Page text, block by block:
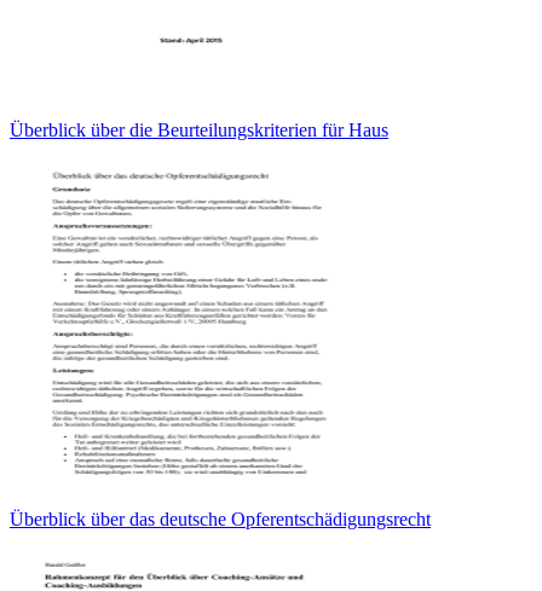
Überblick über die Beurteilungskriterien für Haus
Überblick über das deutsche Opferentschädigungsrecht